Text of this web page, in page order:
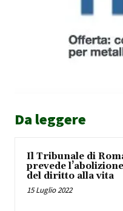
Da leggere
Il Tribunale di
prevede l’abolizione
del diritto alla vita
15 Luglio 2022